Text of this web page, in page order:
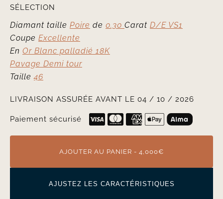
SÉLECTION
Diamant taille Poire de 0.30 Carat D/E VS1
Coupe Excellente
En Or Blanc palladié 18K
Pavage Demi tour
Taille46
LIVRAISON ASSURÉE AVANT LE 04 / 10 / 2026
Paiement sécurisé
AJOUTER AU PANIER - 4,000€
AJUSTEZ LES CARACTÉRISTIQUES